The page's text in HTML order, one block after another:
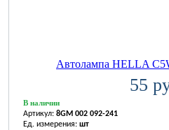
Автолампа HELLA
55
В наличии
Артикул: 8GM 002 092-241
Ед. измерения: шт